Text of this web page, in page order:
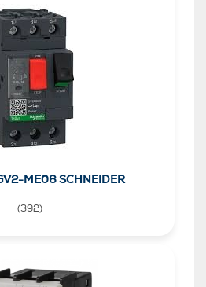
ME06 SCHNEIDER
(392)